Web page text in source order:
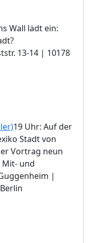
Wall lädt ein:
13-14 | 10178
19 Uhr: Auf der
Stadt von
Vortrag neun
und
|